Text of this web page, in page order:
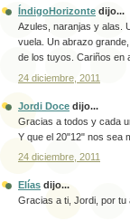
ÍndigoHorizonte dijo...
Azules, naranjas y alas.
vuela. Un abrazo
de los tuyos. Cariños en
24 diciembre, 2011
Jordi Doce dijo...
Gracias a todos y cada
Y que el 20"12" nos sea
24 diciembre, 2011
Elías dijo...
Gracias a ti, Jordi, por tu